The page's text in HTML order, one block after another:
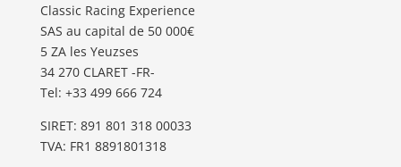
Classic Racing Experience
SAS au capital de 50 000€
5 ZA les Yeuzses
34 270 CLARET -FR-
Tel: ‭+33 499 666 724‬
SIRET: 891 801 318 00033
TVA: FR1 8891801318